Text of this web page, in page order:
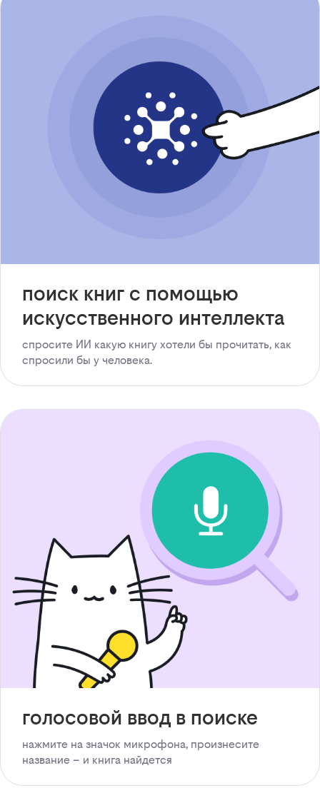
поиск книг с помощью
искусственного интеллекта
спросите ИИ какую книгу хотели бы прочитать, как
спросили бы у человека.
голосовой ввод в поиске
нажмите на значок микрофона, произнесите
название – и книга найдется